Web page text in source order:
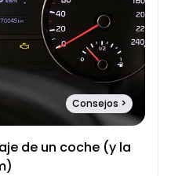
Consejos >
de un coche (y la